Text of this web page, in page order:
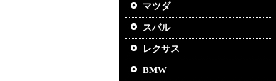
マツダ
スバル
レクサス
BMW